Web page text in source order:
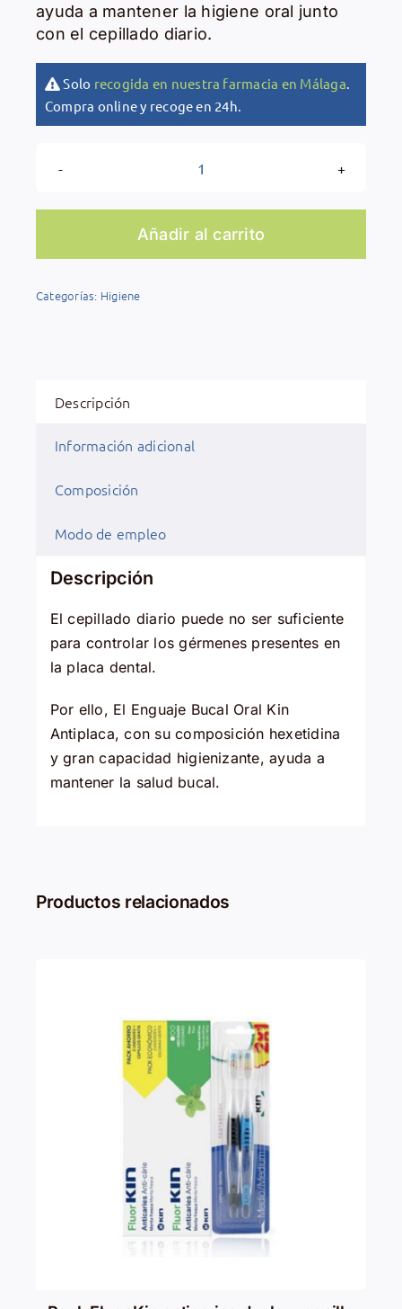
ayuda a mantener la higiene oral junto
con el cepillado diario.
Solo recogida en nuestra farmacia en Málaga.
Compra online y recoge en 24h.
Pack
Bucal
Añadir al carrito
Categorías: Higiene
Descripción
Información adicional
Composición
Modo de empleo
Descripción
El cepillado diario puede no ser suficiente
para controlar los gérmenes presentes en
la placa dental.
Por ello, El Enguaje Bucal Oral Kin
Antiplaca, con su composición hexetidina
y gran capacidad higienizante, ayuda a
mantener la salud bucal.
Productos relacionados